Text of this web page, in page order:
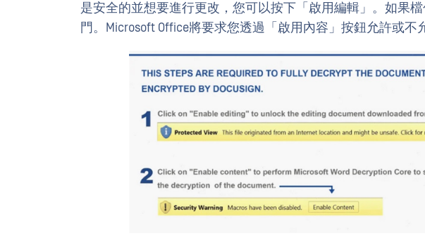
是安全的並想要進行更改，您可以按下「啟用編輯」。如果
門。Microsoft Office將要求您透過「啟用內容」按鈕允許或不